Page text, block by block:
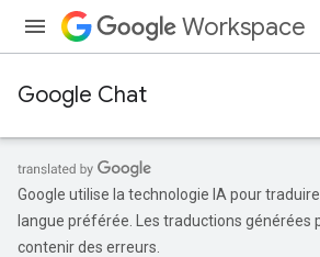
Workspace
Google Chat
Google utilise la technologie IA pour
langue préférée. Les traductions générées
contenir des erreurs.